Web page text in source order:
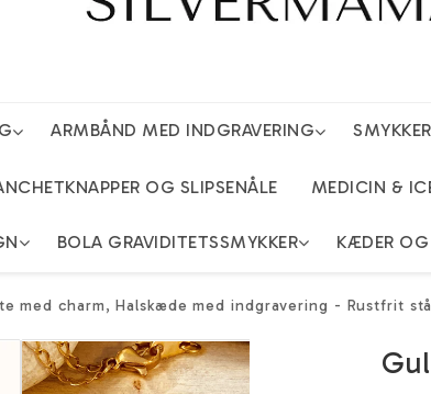
ARMBÅND MED INDGRAVERING
OG SLIPSENÅLE MEDICIN &
BOLA GRAVIDITETSSMYKKER KÆDER
med charm, Halskæde med indgravering - Rustfrit